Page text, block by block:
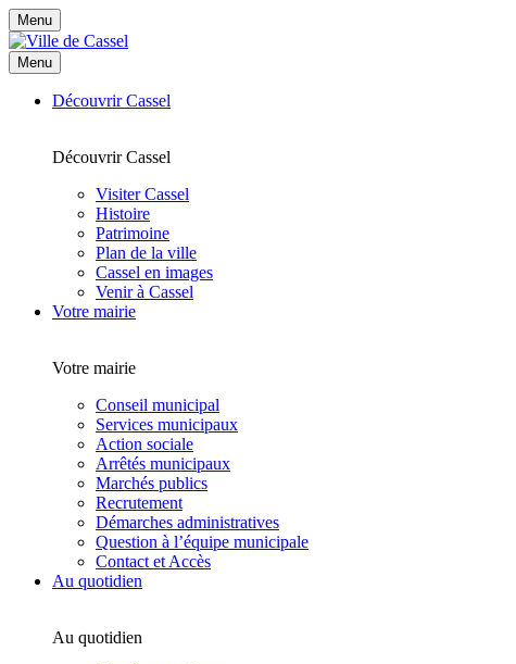
Menu
Menu
Découvrir Cassel
Découvrir Cassel
Visiter Cassel
Histoire
Patrimoine
Plan de la ville
Cassel en images
Venir à Cassel
Votre mairie
Votre mairie
Conseil municipal
Services municipaux
Action sociale
Arrêtés municipaux
Marchés publics
Recrutement
Démarches administratives
Question à l’équipe municipale
Contact et Accès
Au quotidien
Au quotidien